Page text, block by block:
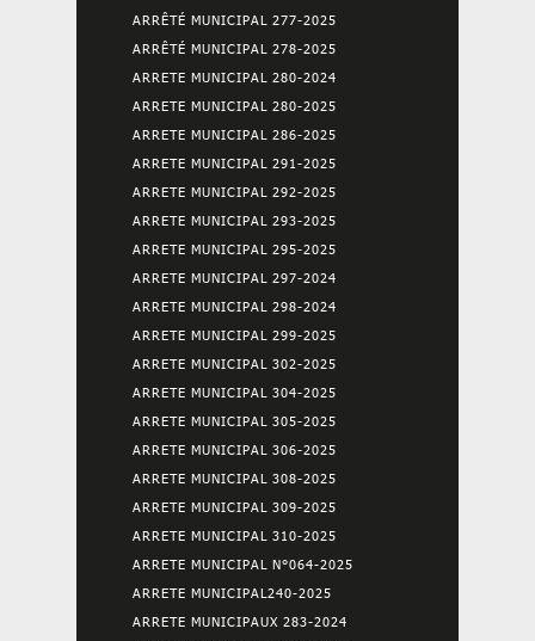
ARRÊTÉ MUNICIPAL 277-2025
ARRÊTÉ MUNICIPAL 278-2025
ARRETE MUNICIPAL 280-2024
ARRETE MUNICIPAL 280-2025
ARRETE MUNICIPAL 286-2025
ARRETE MUNICIPAL 291-2025
ARRETE MUNICIPAL 292-2025
ARRETE MUNICIPAL 293-2025
ARRETE MUNICIPAL 295-2025
ARRETE MUNICIPAL 297-2024
ARRETE MUNICIPAL 298-2024
ARRETE MUNICIPAL 299-2025
ARRETE MUNICIPAL 302-2025
ARRETE MUNICIPAL 304-2025
ARRETE MUNICIPAL 305-2025
ARRETE MUNICIPAL 306-2025
ARRETE MUNICIPAL 308-2025
ARRETE MUNICIPAL 309-2025
ARRETE MUNICIPAL 310-2025
ARRETE MUNICIPAL N°064-2025
ARRETE MUNICIPAL240-2025
ARRETE MUNICIPAUX 283-2024